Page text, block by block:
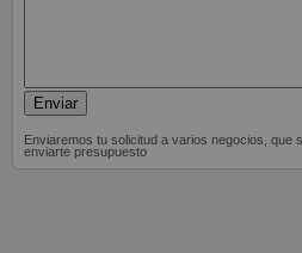
Enviaremos tu solicitud a varios negocios, que
enviarte presupuesto